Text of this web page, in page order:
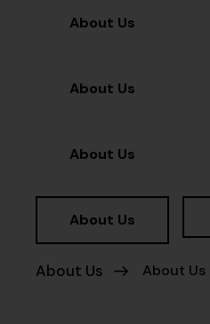
About Us
About Us
About Us
About Us
About Us About Us